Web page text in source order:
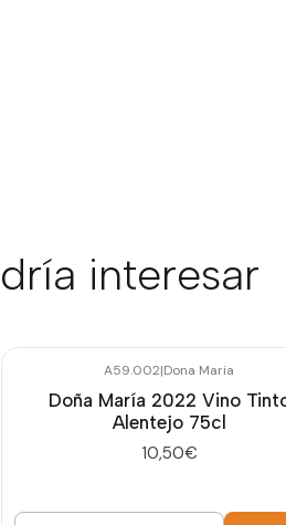
interesar
A59.002|Dona Maria
Doña María 2022 Vino
Alentejo 75cl
10,50€